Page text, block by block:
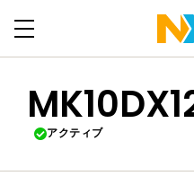
アクティブ